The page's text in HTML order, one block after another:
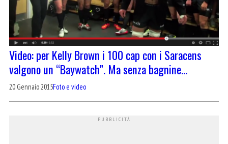
Video: per Kelly Brown i 100 cap con i Saracens
valgono un “Baywatch”. Ma senza bagnine…
20 Gennaio 2015Foto e video